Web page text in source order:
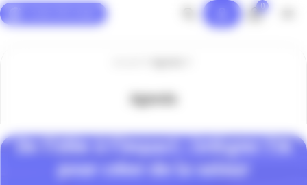
0
Agenda
De l’idée à l’impact : intégrer l’IA
pour créer de la valeur
Panneau de gestion des cookies